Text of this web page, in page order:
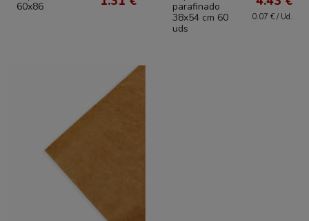
60x86
parafinado
38x54 cm 60
uds
0.07 € / Ud.